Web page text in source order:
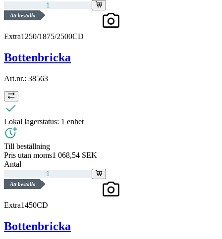
Att beställa
Extra1250/1875/2500CD
Bottenbricka
Art.nr.: 38563
Lokal lagerstatus: 1 enhet
Till beställning
Pris utan moms1 068,54 SEK
Antal
Att beställa
Extra1450CD
Bottenbricka